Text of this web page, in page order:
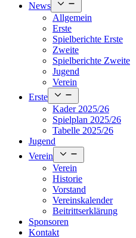
News
menu
Allgemein
Erste
Spielberichte Erste
Zweite
Spielberichte Zweite
Jugend
Verein
Erste
menu
Kader 2025/26
Spielplan 2025/26
Tabelle 2025/26
Jugend
Verein
menu
Verein
Historie
Vorstand
Vereinskalender
Beitrittserklärung
Sponsoren
Kontakt